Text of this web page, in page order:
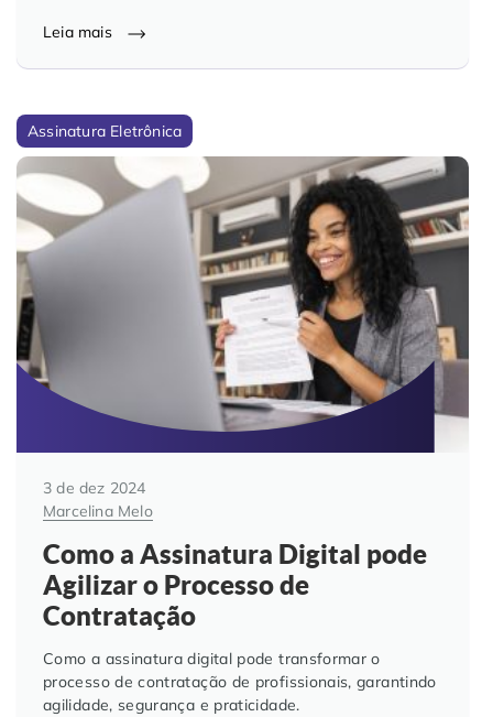
Leia mais
Assinatura Eletrônica
3 de dez 2024
Marcelina Melo
Como a Assinatura Digital pode
Agilizar o Processo de
Contratação
Como a assinatura digital pode transformar o
processo de contratação de profissionais, garantindo
agilidade, segurança e praticidade.